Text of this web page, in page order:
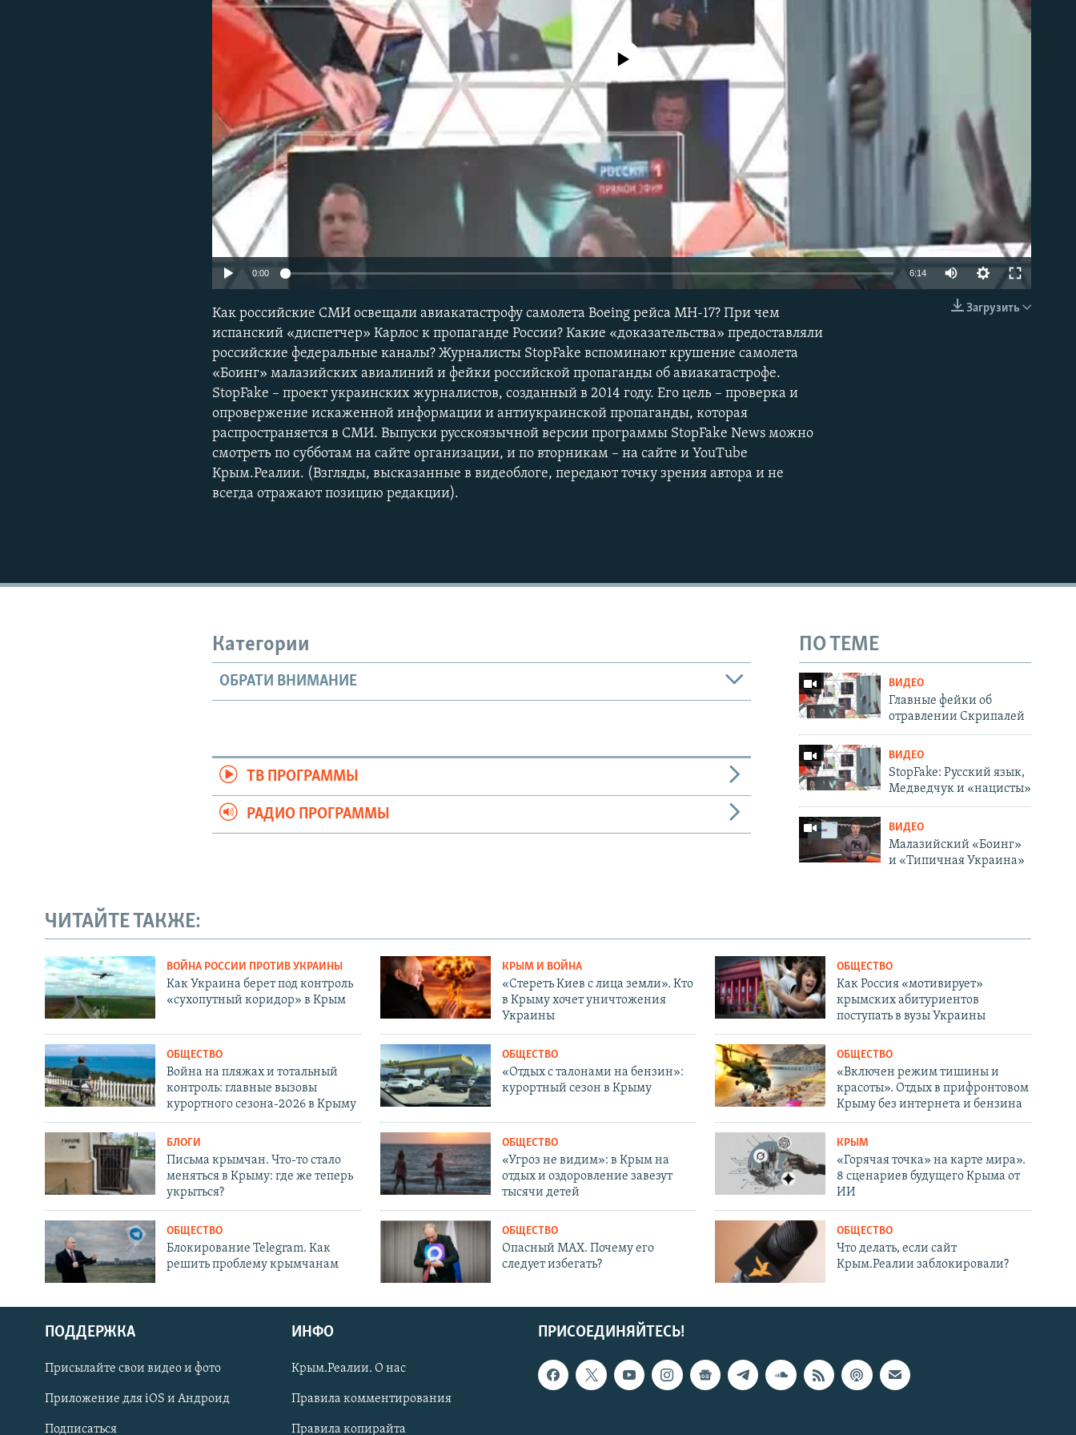
Українською
Qırımtatar
EMBED
Auto
No media source currently available
0:00 6:14
270p
Загрузить
Как российские СМИ освещали авиакатастрофу самолета Boeing рейса МН-17? При чем
испанский «диспетчер» Карлос к пропаганде России? Какие «доказательства» предоставляли
российские федеральные каналы? Журналисты StopFake вспоминают крушение самолета
«Боинг» малазийских авиалиний и фейки российской пропаганды об авиакатастрофе.
StopFake – проект украинских журналистов, созданный в 2014 году. Его цель – проверка и
опровержение искаженной информации и антиукраинской пропаганды, которая
распространяется в СМИ. Выпуски русскоязычной версии программы StopFake News можно
смотреть по субботам на сайте организации, и по вторникам – на сайте и YouTube
Крым.Реалии. (Взгляды, высказанные в видеоблоге, передают точку зрения автора и не
всегда отражают позицию редакции).
ПО ТЕМЕ
ВИДЕО
Главные фейки об
отравлении Скрипалей
ВИДЕО
StopFake: Русский язык,
Медведчук и «нацисты»
ВИДЕО
Малазийский «Боинг»
и «Типичная Украина»
Категории
ОБРАТИ ВНИМАНИЕ
ТВ ПРОГРАММЫ
РАДИО ПРОГРАММЫ
ЧИТАЙТЕ ТАКЖЕ:
ВОЙНА РОССИИ ПРОТИВ УКРАИНЫ
Как Украина берет под контроль
«сухопутный коридор» в Крым
КРЫМ И ВОЙНА
«Стереть Киев с лица земли». Кто
в Крыму хочет уничтожения
Украины
ОБЩЕСТВО
Как Россия «мотивирует»
крымских абитуриентов
поступать в вузы Украины
ОБЩЕСТВО
Война на пляжах и тотальный
контроль: главные вызовы
курортного сезона-2026 в Крыму
ОБЩЕСТВО
«Отдых с талонами на бензин»:
курортный сезон в Крыму
ОБЩЕСТВО
«Включен режим тишины и
красоты». Отдых в прифронтовом
Крыму без интернета и бензина
БЛОГИ
Письма крымчан. Что-то стало
меняться в Крыму: где же теперь
укрыться?
ОБЩЕСТВО
«Угроз не видим»: в Крым на
отдых и оздоровление завезут
тысячи детей
КРЫМ
«Горячая точка» на карте мира».
8 сценариев будущего Крыма от
ИИ
ОБЩЕСТВО
Блокирование Telegram. Как
решить проблему крымчанам
ОБЩЕСТВО
Опасный MAX. Почему его
следует избегать?
ОБЩЕСТВО
Что делать, если сайт
Крым.Реалии заблокировали?
ПРИСОЕДИНЯЙТЕСЬ!
ПОДДЕРЖКА
Присылайте свои видео и фото
Приложение для iOS и Андроид
Подписаться
ИНФО
Крым.Реалии. О нас
Правила комментирования
Правила копирайта